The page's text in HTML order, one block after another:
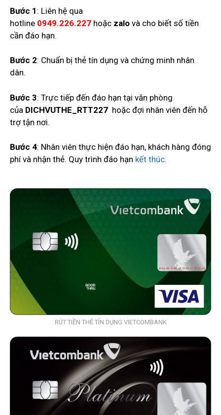
Bước 1 : Liên hệ qua
hotline 0949.226.227 hoặc zalo và cho biết số tiền
cần đáo hạn.
Bước 2: Chuẩn bị thẻ tín dụng và chứng minh nhân
dân.
Bước 3: Trực tiếp đến đáo hạn tại văn phòng
của DICHVUTHE_RTT227 hoặc đợi nhân viên đến hỗ
trợ tận nơi.
Bước 4: Nhân viên thực hiện đáo hạn, khách hàng đóng
phí và nhận thẻ. Quy trình đáo hạn kết thúc.
RÚT TIỀN THẺ TÍN DỤNG VIETCOMBANK